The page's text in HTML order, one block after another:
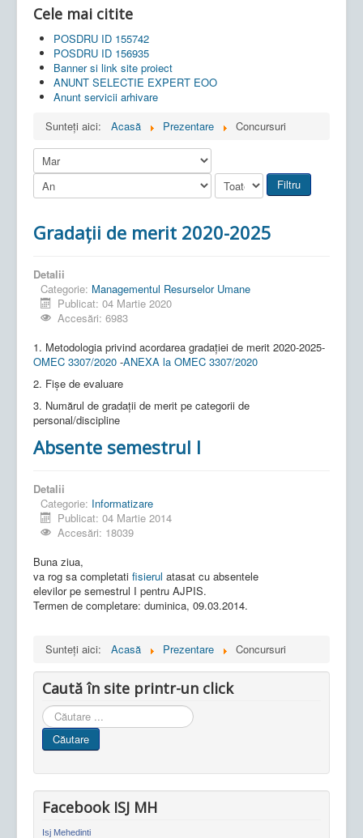
Cele mai citite
POSDRU ID 155742
POSDRU ID 156935
Banner si link site proiect
ANUNT SELECTIE EXPERT EOO
Anunt servicii arhivare
Sunteți aici:
Acasă Prezentare Concursuri
Filtru
Gradații de merit 2020-2025
Detalii
Categorie: Managementul Resurselor Umane
Publicat: 04 Martie 2020
Accesări: 6983
1. Metodologia privind acordarea gradației de merit 2020-2025-
OMEC 3307/2020 -ANEXA la OMEC 3307/2020
2. Fișe de evaluare
3. Numărul de gradații de merit pe categorii de
personal/discipline
Absente semestrul I
Detalii
Categorie: Informatizare
Publicat: 04 Martie 2014
Accesări: 18039
Buna ziua,
va rog sa completati fisierul atasat cu absentele
elevilor pe semestrul I pentru AJPIS.
Termen de completare: duminica, 09.03.2014.
Sunteți aici: Acasă Prezentare Concursuri
Caută în site printr-un click
Cauta
in
site
Căutare
Facebook ISJ MH
Isj Mehedinti